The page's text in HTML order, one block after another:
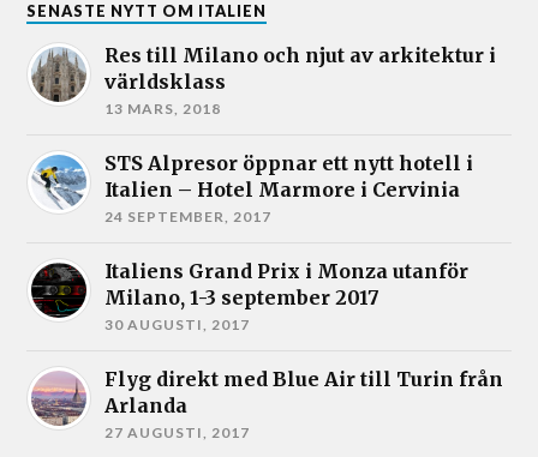
SENASTE NYTT OM ITALIEN
Res till Milano och njut av arkitektur i
världsklass
13 MARS, 2018
STS Alpresor öppnar ett nytt hotell i
Italien – Hotel Marmore i Cervinia
24 SEPTEMBER, 2017
Italiens Grand Prix i Monza utanför
Milano, 1-3 september 2017
30 AUGUSTI, 2017
Flyg direkt med Blue Air till Turin från
Arlanda
27 AUGUSTI, 2017